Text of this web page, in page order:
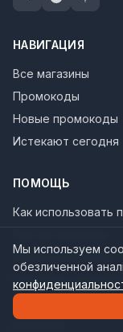
НАВИГАЦИЯ
Все магазины
Промокоды
Новые промокоды
Истекают сегодня
ПОМОЩЬ
Как использовать
Связаться с нами
Где взять
О нас
Мы используем
обезличенной